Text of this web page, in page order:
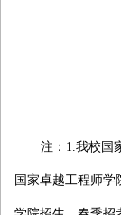
注： 1.我校国
国家卓越工程师学